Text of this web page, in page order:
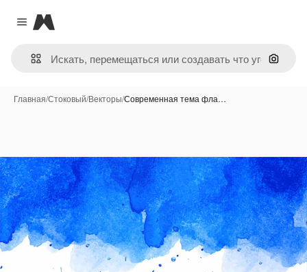
Close menu
Magnific
Поиск
Главная/Стоковый/Векторы/Современная тема фла…